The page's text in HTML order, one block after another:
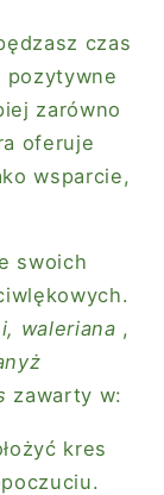
czas
pozytywne
zarówno
oferuje
wsparcie,
swoich
waleriana ,
zawarty w:
kres